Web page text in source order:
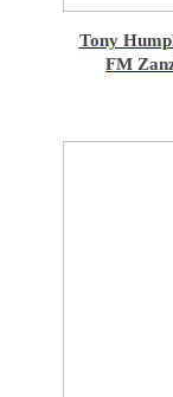
Tony
FM